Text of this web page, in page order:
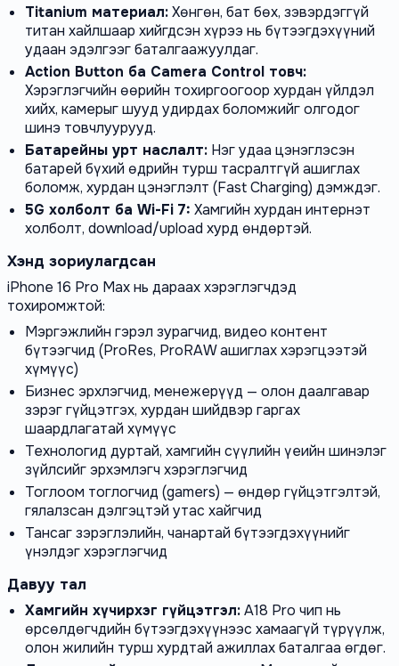
Titanium материал:Хөнгөн, бат бөх, зэвэрдэггүй
титан хайлшаар хийгдсэн хүрээ нь бүтээгдэхүүний
удаан эдэлгээг баталгаажуулдаг.
Action Button ба Camera Control товч:
Хэрэглэгчийн өөрийн тохиргоогоор хурдан үйлдэл
хийх, камерыг шууд удирдах боломжийг олгодог
шинэ товчлуурууд.
Батарейны урт наслалт: Нэг удаа цэнэглэсэн
батарей бүхий өдрийн турш тасралтгүй ашиглах
боломж, хурдан цэнэглэлт (Fast Charging) дэмждэг.
5G холболт ба Wi-Fi 7: Хамгийн хурдан интернэт
холболт, download/upload хурд өндөртэй.
Хэнд зориулагдсан
iPhone 16 Pro Max нь дараах хэрэглэгчдэд
тохиромжтой:
Мэргэжлийн гэрэл зурагчид, видео контент
бүтээгчид (ProRes, ProRAW ашиглах хэрэгцээтэй
хүмүүс)
Бизнес эрхлэгчид, менежерүүд — олон даалгавар
зэрэг гүйцэтгэх, хурдан шийдвэр гаргах
шаардлагатай хүмүүс
Технологид дуртай, хамгийн сүүлийн үеийн шинэлэг
зүйлсийг эрхэмлэгч хэрэглэгчид
Тоглоом тоглогчид (gamers) — өндөр гүйцэтгэлтэй,
гялалзсан дэлгэцтэй утас хайгчид
Тансаг зэрэглэлийн, чанартай бүтээгдэхүүнийг
үнэлдэг хэрэглэгчид
Давуу тал
Хамгийн хүчирхэг гүйцэтгэл:A18 Pro чип нь
өрсөлдөгчдийн бүтээгдэхүүнээс хамаагүй түрүүлж,
олон жилийн турш хурдтай ажиллах баталгаа өгдөг.